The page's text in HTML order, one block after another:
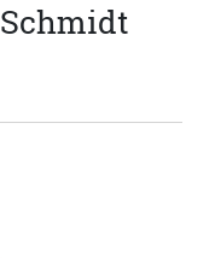
Schmidt